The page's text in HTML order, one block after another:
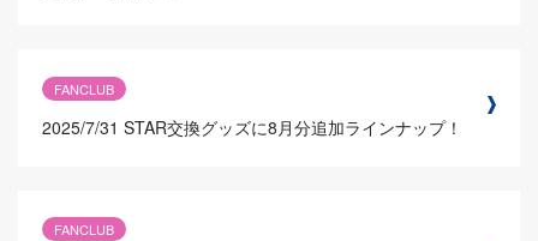
FANCLUB
2025/7/31 STAR交換グッズに8月分追加ラインナップ！
FANCLUB